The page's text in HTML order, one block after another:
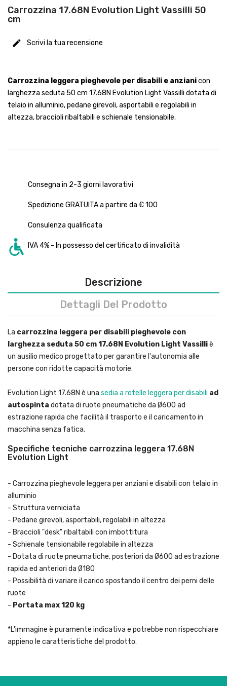
Carrozzina 17.68N Evolution Light Vassilli 50
cm
Scrivi la tua recensione
Carrozzina leggera pieghevole per disabili e anzianicon
larghezza seduta 50 cm 17.68N Evolution Light Vassilli dotata di
telaio in alluminio, pedane girevoli, asportabili e regolabili in
altezza, braccioli ribaltabili e schienale tensionabile.
Consegna in 2-3 giorni lavorativi
Spedizione GRATUITA a partire da € 100
Consulenza qualificata
IVA 4% - In possesso del certificato di invalidità
Descrizione
Dettagli Del Prodotto
La carrozzina leggera per disabili pieghevole con
larghezza seduta 50 cm 17.68N Evolution Light Vassilliè
un ausilio medico progettato per garantire l'autonomia alle
persone con ridotte capacità motorie.
Evolution Light 17.68N è una sedia a rotelle leggera per disabili ad
autospinta dotata di ruote pneumatiche da Ø600 ad
estrazione rapida che facilità il trasporto e il caricamento in
macchina senza fatica.
Specifiche tecniche carrozzina leggera 17.68N
Evolution Light
- Carrozzina pieghevole leggera per anziani e disabili con telaio in
alluminio
- Struttura verniciata
- Pedane girevoli, asportabili, regolabili in altezza
- Braccioli "desk" ribaltabili con imbottitura
- Schienale tensionabile regolabile in altezza
- Dotata di ruote pneumatiche, posteriori da Ø600 ad estrazione
rapida ed anteriori da Ø180
- Possibilità di variare il carico spostando il centro dei perni delle
ruote
- Portata max 120 kg
*L'immagine è puramente indicativa e potrebbe non rispecchiare
appieno le caratteristiche del prodotto.